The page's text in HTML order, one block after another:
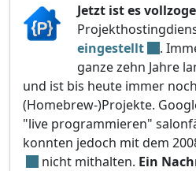
Jetzt ist es
eingestellt
.
ganze zehn Jahre
und ist bis heute immer
(Homebrew-)Projekte.
"live programmieren"
konnten jedoch mit dem
nicht mithalten. Ein